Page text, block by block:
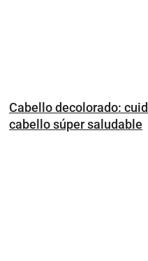
Cabello decolorado:
cabello súper saludable